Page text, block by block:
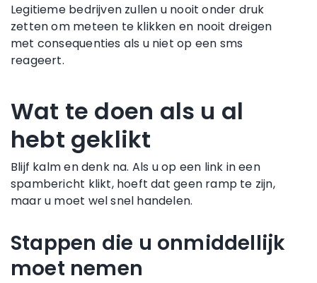
Legitieme bedrijven zullen u nooit onder druk
zetten om meteen te klikken en nooit dreigen
met consequenties als u niet op een sms
reageert.
Wat te doen als u al
hebt geklikt
Blijf kalm en denk na. Als u op een link in een
spambericht klikt, hoeft dat geen ramp te zijn,
maar u moet wel snel handelen.
Stappen die u onmiddellijk
moet nemen